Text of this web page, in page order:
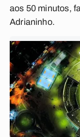
aos 50 minutos,
Adrianinho.